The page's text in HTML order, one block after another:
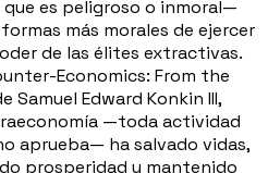
es peligroso o inmoral—
más morales de ejercer
de las élites extractivas.
Economics: From the
Samuel Edward Konkin III,
—toda actividad
aprueba— ha salvado vidas,
prosperidad y mantenido